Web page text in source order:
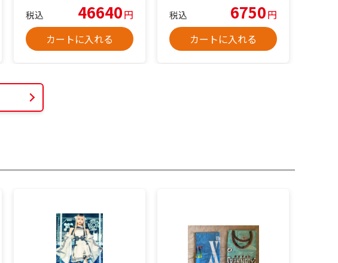
税込 46640円
カートに入れる
税込 6750円
カートに入れる